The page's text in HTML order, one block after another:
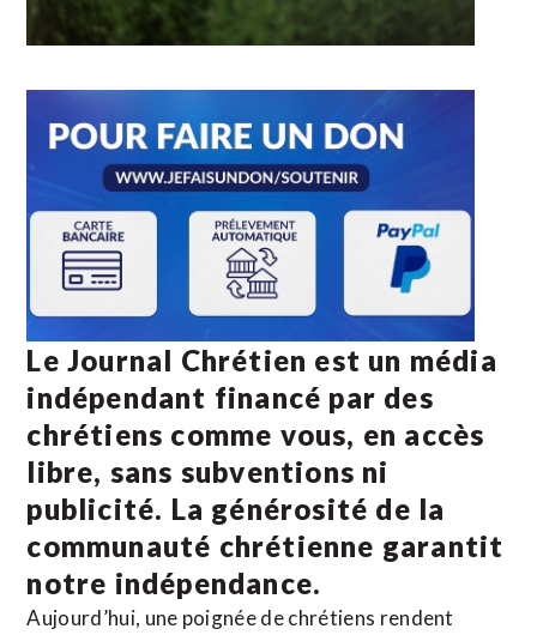
Le Journal Chrétien est un média
indépendant financé par des
chrétiens comme vous, en accès
libre, sans subventions ni
publicité. La générosité de la
communauté chrétienne garantit
notre indépendance.
Aujourd’hui, une poignée de chrétiens rendent